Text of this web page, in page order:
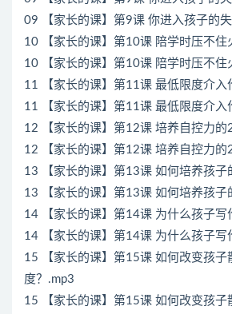
09 【家长的课】第9课 你进入孩子的
10 【家长的课】第10课 陪学时压不住
10 【家长的课】第10课 陪学时压不住
11 【家长的课】第11课 最低限度介入
11 【家长的课】第11课 最低限度介入
12 【家长的课】第12课 培养自控力的
12 【家长的课】第12课 培养自控力的
13 【家长的课】第13课 如何培养孩子
13 【家长的课】第13课 如何培养孩子
14 【家长的课】第14课 为什么孩子写
14 【家长的课】第14课 为什么孩子写
15 【家长的课】第15课 如何改变孩子
度？.mp3
15 【家长的课】第15课 如何改变孩子